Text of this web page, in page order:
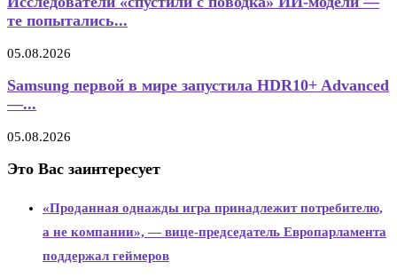
те попытались...
05.08.2026
Samsung первой в мире запустила HDR10+ Advanced
—...
05.08.2026
Это Вас заинтересует
«Проданная однажды игра принадлежит потребителю,
а не компании», — вице-председатель Европарламента
поддержал геймеров